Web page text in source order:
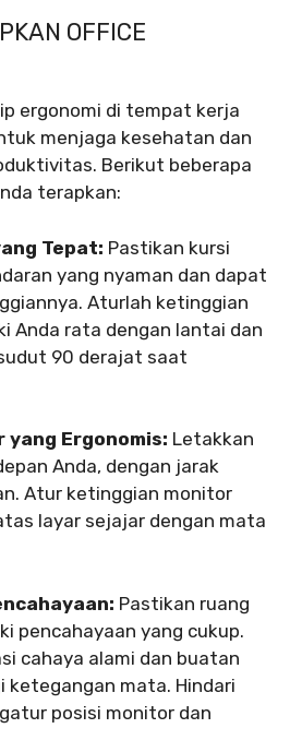
OFFICE
ergonomi di tempat kerja
menjaga kesehatan dan
Berikut beberapa
terapkan:
Tepat: Pastikan kursi
yang nyaman dan dapat
Aturlah ketinggian
Anda rata dengan lantai dan
90 derajat saat
yang Ergonomis: Letakkan
Anda, dengan jarak
Atur ketinggian monitor
layar sejajar dengan mata
Pastikan ruang
pencahayaan yang cukup.
cahaya alami dan buatan
ketegangan mata. Hindari
posisi monitor dan